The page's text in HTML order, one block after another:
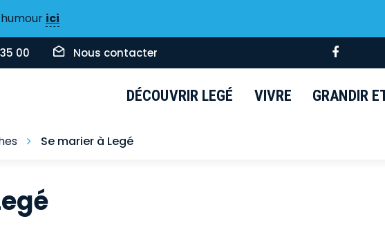
ici
00 Nous contacter
vers
compte
DÉCOUVRIR LEGÉ VIVRE GRANDIR
Se marier à Legé